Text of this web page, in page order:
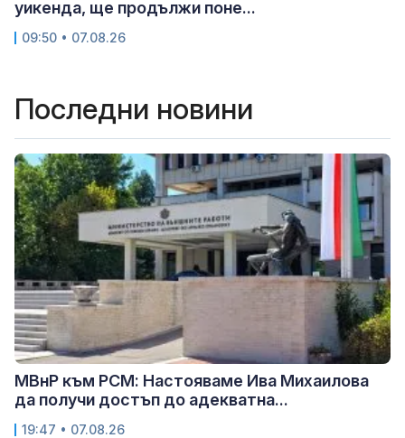
уикенда, ще продължи поне...
09:50 • 07.08.26
Последни новини
МВнР към РСМ: Настояваме Ива Михаилова
да получи достъп до адекватна...
19:47 • 07.08.26